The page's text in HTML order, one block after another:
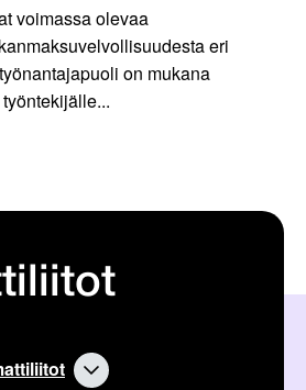
voimassa olevaa
eri
on mukana